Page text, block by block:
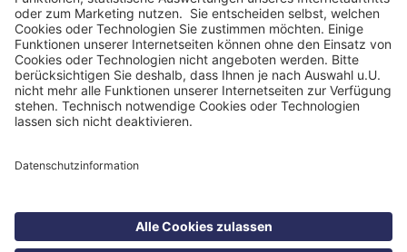
Datenschutzinformation
Nutzungsbedingungen
Barrierefreiheit